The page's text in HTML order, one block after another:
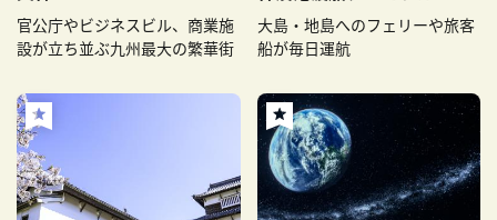
官公庁やビジネスビル、商業施
設が立ち並ぶ九州最大の繁華街
大島・地島へのフェリーや旅客
船が毎日運航